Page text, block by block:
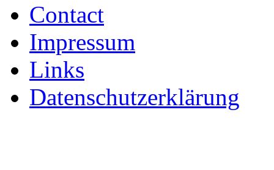
Contact
Impressum
Links
Datenschutzerklärung